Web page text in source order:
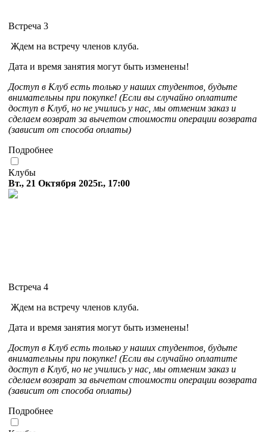
Встреча 3
Ждем на встречу членов клуба.
Дата и время занятия могут быть изменены!
Доступ в Клуб есть только у наших студентов, будьте
внимательны при покупке! (Если вы случайно оплатите
доступ в Клуб, но не учились у нас, мы отменим заказ и
сделаем возврат за вычетом стоимости операции возврата
(зависит от способа оплаты)
Подробнее
Клубы
Вт., 21 Октября 2025г., 17:00
Встреча 4
Ждем на встречу членов клуба.
Дата и время занятия могут быть изменены!
Доступ в Клуб есть только у наших студентов, будьте
внимательны при покупке! (Если вы случайно оплатите
доступ в Клуб, но не учились у нас, мы отменим заказ и
сделаем возврат за вычетом стоимости операции возврата
(зависит от способа оплаты)
Подробнее